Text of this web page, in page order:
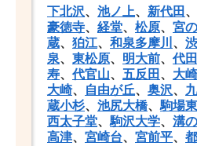
下北沢、 池ノ上、 新代田、
豪徳寺、 経堂、 松原、 宮
蔵、 狛江、 和泉多摩川、
泉、 東松原、 明大前、 代
寿、 代官山、 五反田、 大
大崎、 自由が丘、 奥沢、
蔵小杉、 池尻大橋、駒場
西太子堂、駒沢大学、 溝
高津、 宮崎台、 宮前平、